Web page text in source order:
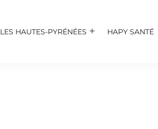
LES HAUTES-PYRÉNÉES HAPY SANTÉ